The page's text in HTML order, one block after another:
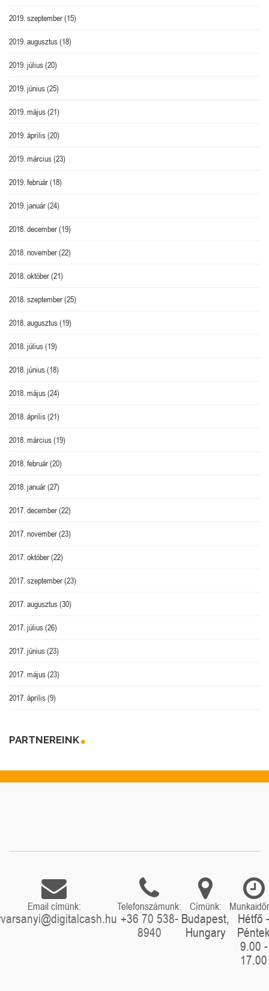
2019. szeptember(15)
2019. augusztus(18)
2019. július(20)
2019. június(25)
2019. május(21)
2019. április(20)
2019. március(23)
2019. február(18)
2019. január(24)
2018. december(19)
2018. november(22)
2018. október(21)
2018. szeptember(25)
2018. augusztus(19)
2018. július(19)
2018. június(18)
2018. május(24)
2018. április(21)
2018. március(19)
2018. február(20)
2018. január(27)
2017. december(22)
2017. november(23)
2017. október(22)
2017. szeptember(23)
2017. augusztus(30)
2017. július(26)
2017. június(23)
2017. május(23)
2017. április(9)
PARTNEREINK
Email címünk: Telefonszámunk:
+36 70 538-
8940
Címünk:
Budapest,
Hungary
Hétfő -
9.00 -
17.00